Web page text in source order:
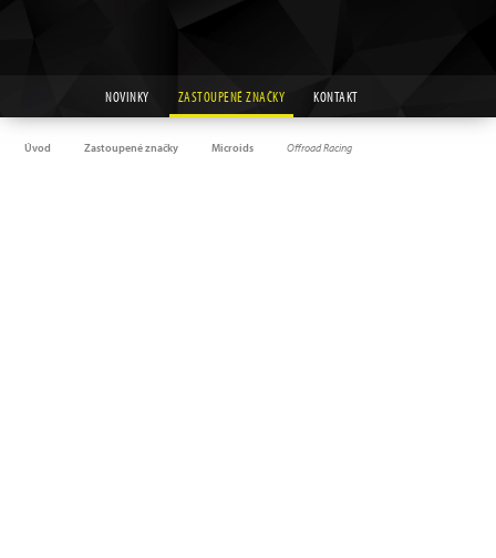
NOVINKY ZASTOUPENÉ ZNAČKY KONTAKT
Úvod Zastoupené značky Microids Offroad Racing